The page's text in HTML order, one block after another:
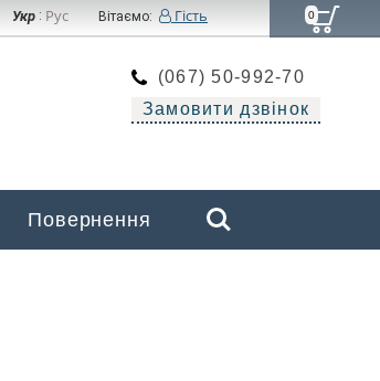
Укр: Рус Вітаємо: Гість
(067) 50-992-70
Замовити дзвінок
Повернення
Search
0